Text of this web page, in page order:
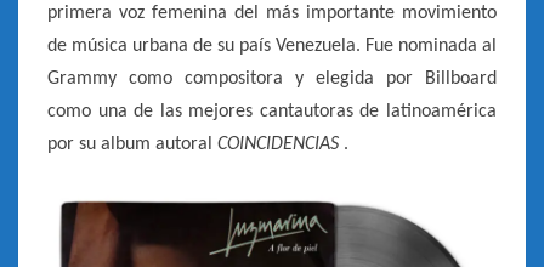
primera voz femenina del más importante movimiento
de música urbana de su país Venezuela. Fue nominada al
Grammy como compositora y elegida por Billboard
como una de las mejores cantautoras de latinoamérica
por su album autoral COINCIDENCIAS .